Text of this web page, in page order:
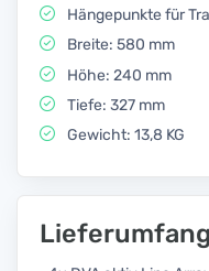
Hängepunkte für
Breite: 580 mm
Höhe: 240 mm
Tiefe: 327 mm
Gewicht: 13,8 KG
Lieferumfang